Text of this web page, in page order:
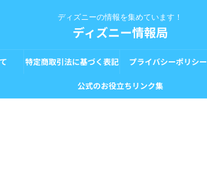
ディズニーの情報を集めています！
ディズニー情報局
特定商取引法に基づく表記 プライバシーポリシー
公式のお役立ちリンク集